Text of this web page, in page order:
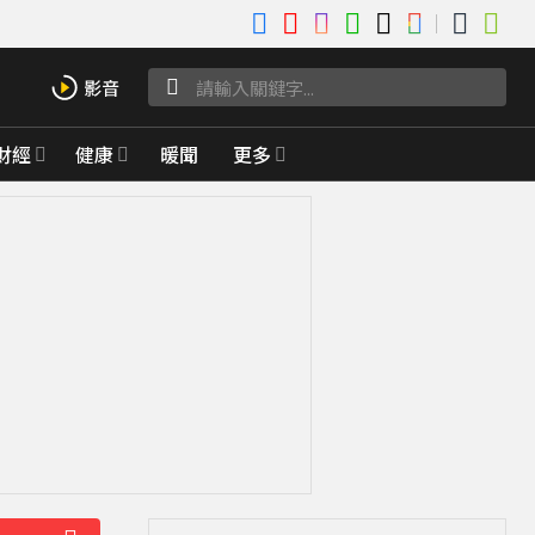
經 健康 暖聞 更多